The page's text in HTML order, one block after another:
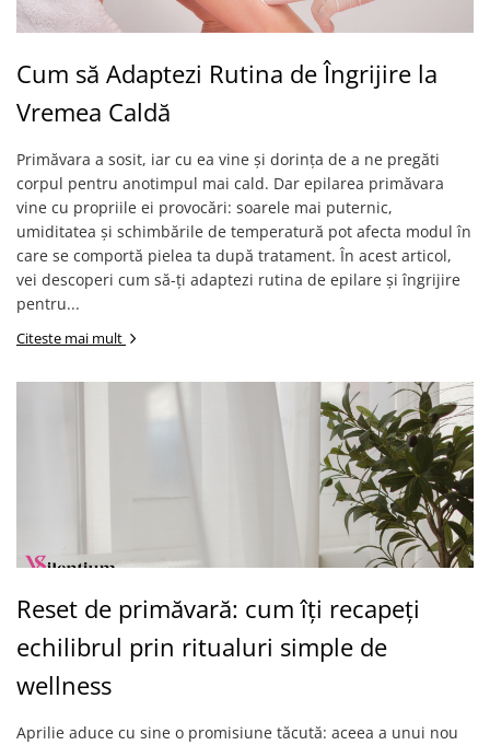
Cum să Adaptezi Rutina de Îngrijire la
Vremea Caldă
Primăvara a sosit, iar cu ea vine și dorința de a ne pregăti
corpul pentru anotimpul mai cald. Dar epilarea primăvara
vine cu propriile ei provocări: soarele mai puternic,
umiditatea și schimbările de temperatură pot afecta modul în
care se comportă pielea ta după tratament. În acest articol,
vei descoperi cum să-ți adaptezi rutina de epilare și îngrijire
pentru...
Citeste mai mult
Reset de primăvară: cum îți recapeți
echilibrul prin ritualuri simple de
wellness
Aprilie aduce cu sine o promisiune tăcută: aceea a unui nou